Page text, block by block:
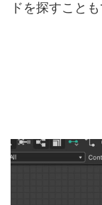
ドを探すことも